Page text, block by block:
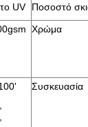
UV Ποσοστό
Χρώμα
Συσκευασία